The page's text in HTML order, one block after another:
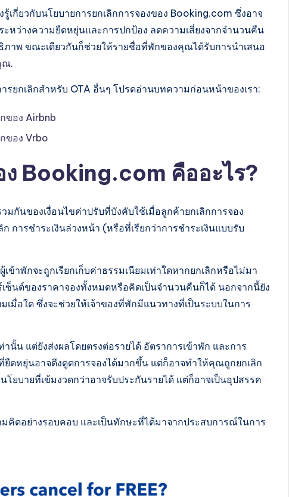
กี่ยวกับนโยบายการยกเลิกการจองของ Booking.com ซึ่งอาจ
ว่างความยืดหยุ่นและการปกป้อง ลดความเสี่ยงจากจำนวนคืน
ภาพ ขณะเดียวกันก็ช่วยให้รายชื่อที่พักของคุณได้รับการนำเสนอ
ณ.
รยกเลิกสำหรับ OTA อื่นๆ โปรดอ่านบทความก่อนหน้าของเรา:
ของ Airbnb
ของ Vrbo
ง Booking.com คืออะไร?
กันของเงื่อนไขค่าปรับที่บังคับใช้เมื่อลูกค้ายกเลิกการจอง
การชำระเงินล่วงหน้า (หรือที่เรียกว่าการชำระเงินแบบรับ
ข้าพักจะถูกเรียกเก็บค่าธรรมเนียมเท่าใดหากยกเลิกหรือไม่มา
ซ็นต์ของราคาจองทั้งหมดหรือคิดเป็นจำนวนคืนก็ได้ นอกจากนี้ยัง
เมื่อใด ซึ่งจะช่วยให้เจ้าของที่พักมีแนวทางที่เป็นระบบในการ
นั้น แต่ยังส่งผลโดยตรงต่อรายได้ อัตราการเข้าพัก และการ
ดหยุ่นอาจดึงดูดการจองได้มากขึ้น แต่ก็อาจทำให้คุณถูกยกเลิก
ยบายที่เข้มงวดกว่าอาจรับประกันรายได้ แต่ก็อาจเป็นอุปสรรค
คิดอย่างรอบคอบ และเป็นทักษะที่ได้มาจากประสบการณ์ในการ